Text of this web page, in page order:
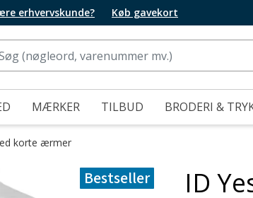
erhvervskunde? Køb gavekort
MÆRKER TILBUD BRODERI &
korte ærmer
Bestseller ID